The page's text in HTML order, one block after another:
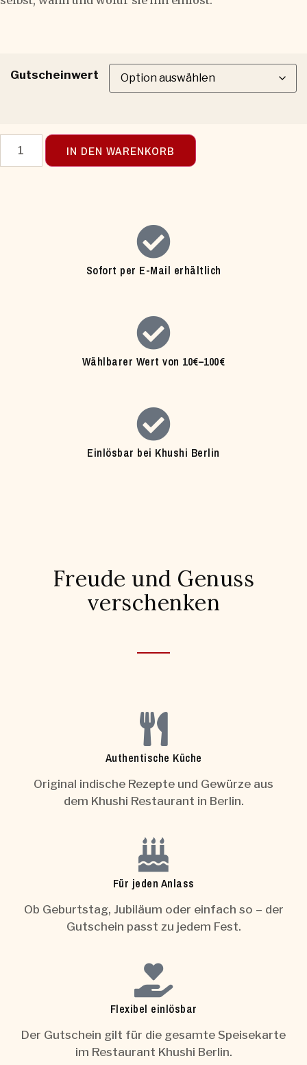
Gutscheinwert
IN DEN WARENKORB
Sofort per E-Mail erhältlich
Wählbarer Wert von 10€–100€
Einlösbar bei Khushi Berlin
Freude und Genuss
verschenken
Authentische Küche
Original indische Rezepte und Gewürze aus
dem Khushi Restaurant in Berlin.
Für jeden Anlass
Ob Geburtstag, Jubiläum oder einfach so – der
Gutschein passt zu jedem Fest.
Flexibel einlösbar
Der Gutschein gilt für die gesamte Speisekarte
im Restaurant Khushi Berlin.